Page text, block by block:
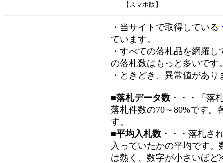
【スマホ版】
・当サイトで取得している
ています。
・すべての落札品を網羅
の落札数はもっと多いです
・ときどき、異常値があ
■落札データ数 ・・・「落
落札件数の70～80%です。
す。
■平均入札数 ・・・落札さ
入っていたかの平均です
は熱く、数字が小さいほど